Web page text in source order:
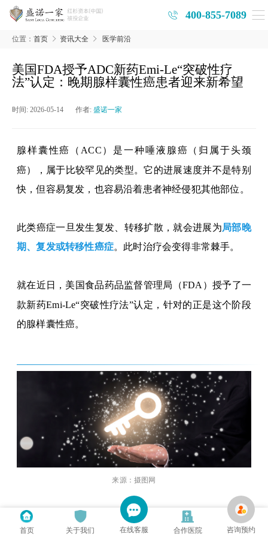
400-855-7089
位置： 首页 资讯大全 医学前沿
美国FDA授予ADC新药Emi-Le“突破性疗
法”认定：晚期腺样囊性癌患者迎来新希望
时间: 2026-05-14 作者: 盛诺一家
腺样囊性癌（ ACC ）是一种唾液腺癌（归属于头颈
癌），属于比较罕见的类型。它的进展速度并不是特别
快，但容易复发，也容易沿着患者神经侵犯其他部位。
此类癌症一旦发生复发、转移扩散，就会进展为局部晚
期、复发或转移性癌症。此时治疗会变得非常棘手。
就在近日，美国食品药品监督管理局（FDA ）授予了一
款新药Emi-Le“突破性疗法”认定，针对的正是这个阶段
的腺样囊性癌。
来源：摄图网
01
首页 关于我们 在线客服 合作医院 咨询预约